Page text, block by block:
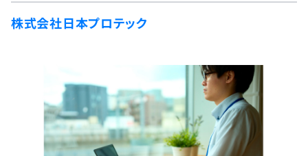
新卒エージェント
インタビュー
就活成功ガイド
4択課題
リファレンス
再チャレンジ結果一覧
株式会社日本プロテック